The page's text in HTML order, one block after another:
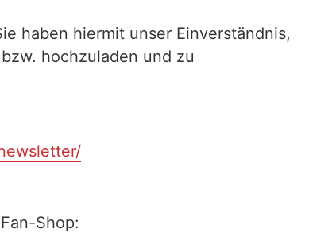
haben hiermit unser Einverständnis,
hochzuladen und zu
Shop: